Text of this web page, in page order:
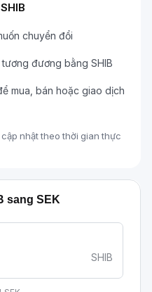
chuyển đổi
đương bằng SHIB
mua, bán hoặc giao dịch
cập nhật theo thời gian thực
sang SEK
SHIB